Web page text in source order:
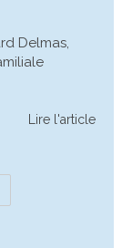
Delmas,
Lire l'article